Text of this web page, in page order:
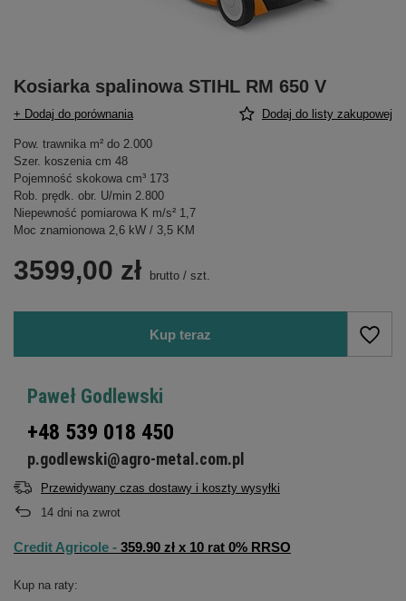
Kosiarka spalinowa STIHL RM 650 V
+ Dodaj do porównania Dodaj do listy zakupowej
Pow. trawnika m² do 2.000
Szer. koszenia cm 48
Pojemność skokowa cm³ 173
Rob. prędk. obr. U/min 2.800
Niepewność pomiarowa K m/s² 1,7
Moc znamionowa 2,6 kW / 3,5 KM
3599,00 zł brutto / szt.
Kup teraz
Paweł Godlewski
+48 539 018 450
p.godlewski@agro-metal.com.pl
Przewidywany czas dostawy i koszty wysyłki
14 dni na zwrot
Credit Agricole - 359.90 zł x 10 rat 0% RRSO
Kup na raty: